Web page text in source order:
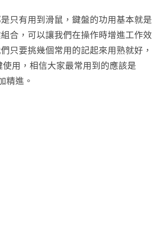
只有用到滑鼠，鍵盤的功用基本就是
合，可以讓我們在操作時增進工作效
只要挑幾個常用的記起來用熟就好，
用，相信大家最常用到的應該是
精進。